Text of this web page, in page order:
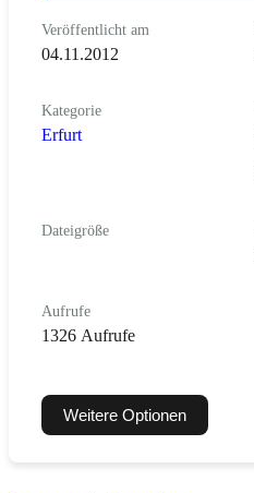
Veröffentlicht am
04.11.2012
Kategorie
Erfurt
Dateigröße
Aufrufe
1326 Aufrufe
Weitere Optionen